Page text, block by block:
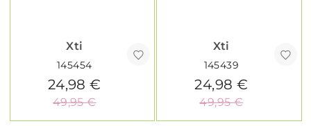
Xti
145454
24,98 €
49,95 €
Xti
145439
24,98 €
49,95 €